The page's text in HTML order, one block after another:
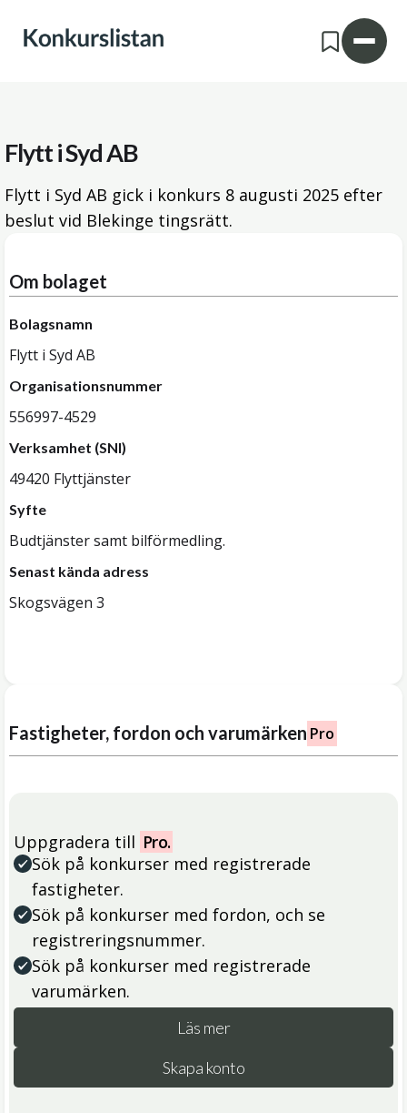
Flytt i Syd AB
Flytt i Syd AB gick i konkurs 8 augusti 2025 efter
beslut vid Blekinge tingsrätt.
Om bolaget
Bolagsnamn
Flytt i Syd AB
Organisationsnummer
556997-4529
Verksamhet (SNI)
49420 Flyttjänster
Syfte
Budtjänster samt bilförmedling.
Senast kända adress
Skogsvägen 3
Fastigheter, fordon och varumärken Pro
Uppgradera till Pro.
Sök på konkurser med registrerade
fastigheter.
Sök på konkurser med fordon, och se
registreringsnummer.
Sök på konkurser med registrerade
varumärken.
Läs mer
Skapa konto